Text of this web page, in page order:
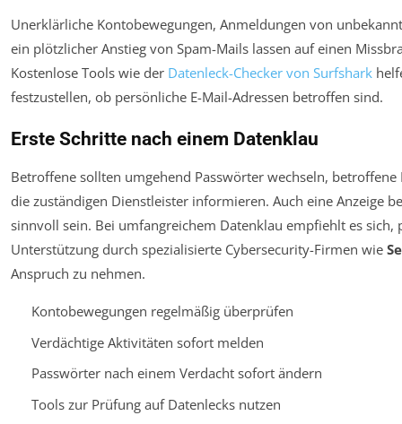
Unerklärliche Kontobewegungen, Anmeldungen von
ein plötzlicher Anstieg von Spam-Mails lassen auf einen
Kostenlose Tools wie der Datenleck-Checker von Surfshark
festzustellen, ob persönliche E-Mail-Adressen betroffen sind.
Erste Schritte nach einem Datenklau
Betroffene sollten umgehend Passwörter wechseln,
die zuständigen Dienstleister informieren. Auch eine Anzeige
sinnvoll sein. Bei umfangreichem Datenklau empfiehlt es sich,
Unterstützung durch spezialisierte Cybersecurity-Firmen wie
Anspruch zu nehmen.
Kontobewegungen regelmäßig überprüfen
Verdächtige Aktivitäten sofort melden
Passwörter nach einem Verdacht sofort ändern
Tools zur Prüfung auf Datenlecks nutzen